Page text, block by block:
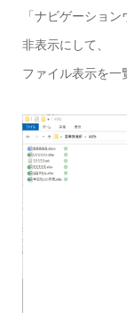
「ナビゲーショ
非表示にして、
ファイル表示を一